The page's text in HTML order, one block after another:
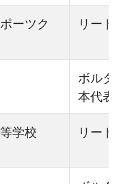
ーツク
リー
ボル
本代表
学校 リー